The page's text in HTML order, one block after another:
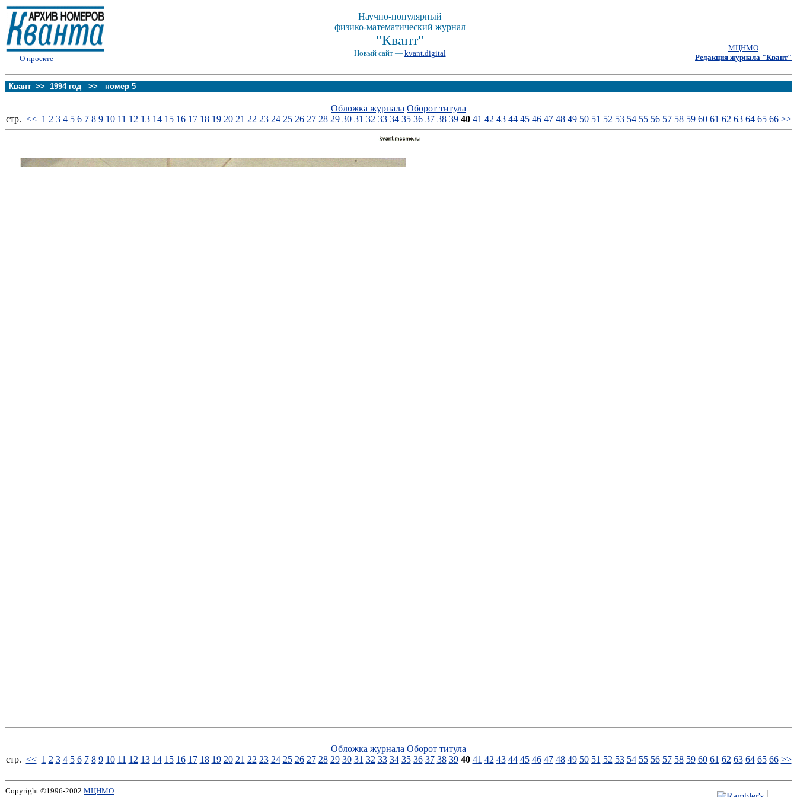
О проекте
Научно-популярный
физико-математический журнал
"Квант"
Новый сайт — kvant.digital
МЦНМО
Редакция журнала "Квант"
Квант >> 1994 год >> номер 5
Обложка журнала Оборот титула
стp. << 1 2 3 4 5 6 7 8 9 10 11 12 13 14 15 16 17 18 19 20 21 22 23 24 25 26 27 28 29 30 31 32 33 34 35 36 37 38 39 40 41 42 43 44 45 46 47 48 49 50 51 52 53 54 55 56 57 58 59 60 61 62 63 64 65 66 >>
Обложка журнала Оборот титула
стp. << 1 2 3 4 5 6 7 8 9 10 11 12 13 14 15 16 17 18 19 20 21 22 23 24 25 26 27 28 29 30 31 32 33 34 35 36 37 38 39 40 41 42 43 44 45 46 47 48 49 50 51 52 53 54 55 56 57 58 59 60 61 62 63 64 65 66 >>
Copyright ©1996-2002 МЦНМО